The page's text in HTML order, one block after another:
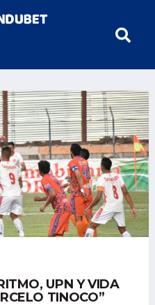
UPN Y VIDA
TINOCO”